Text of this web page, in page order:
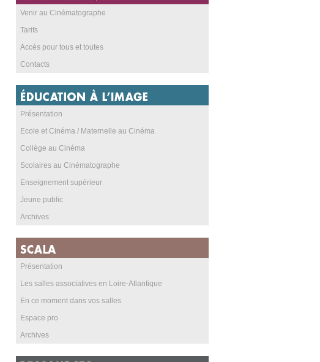
Venir au Cinématographe
Tarifs
Accès pour tous et toutes
Contacts
Présentation
Ecole et Cinéma / Maternelle au Cinéma
Collège au Cinéma
Scolaires au Cinématographe
Enseignement supérieur
Jeune public
Archives
Présentation
Les salles associatives en Loire-Atlantique
En ce moment dans vos salles
Espace pro
Archives